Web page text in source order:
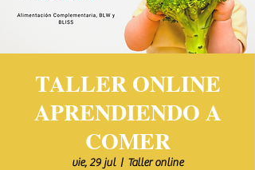
TALLER ONLINE
APRENDIENDO A
COMER
vie, 29 jul
  |
Taller online